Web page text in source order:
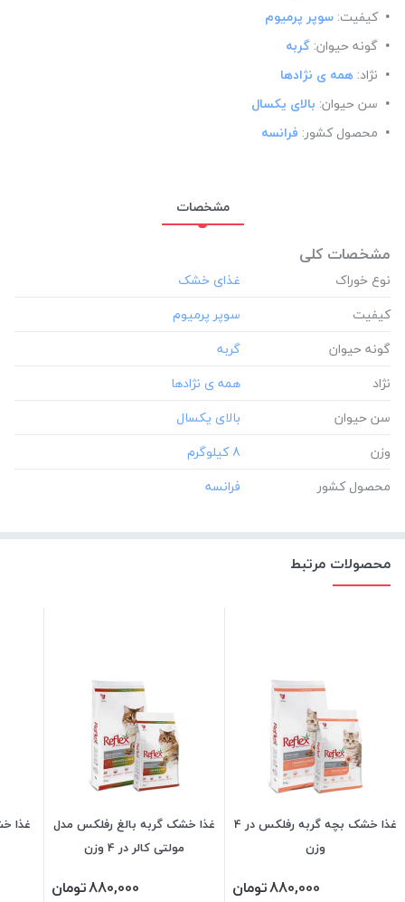
کیفیت: سوپر پرمیوم
گونه حیوان: گربه
نژاد: همه ی نژادها
سن حیوان: بالای یکسال
محصول کشور: فرانسه
مشخصات
مشخصات کلی
نوع خوراک
کیفیت
گونه حیوان
نژاد
سن حیوان
وزن
‎8 کیلوگرم
محصول کشور
محصولات مرتبط
غذا خشک بچه گربه رفلکس در 4
وزن
880,000تومان
غذا خشک گربه بالغ رفلکس مدل
مولتی کالر در 4 وزن
880,000تومان
غذا